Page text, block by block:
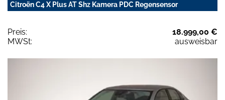
Citroën C4 X Plus AT Shz Kamera PDC Regensensor
Preis:
18.999,00 €
MWSt:
ausweisbar